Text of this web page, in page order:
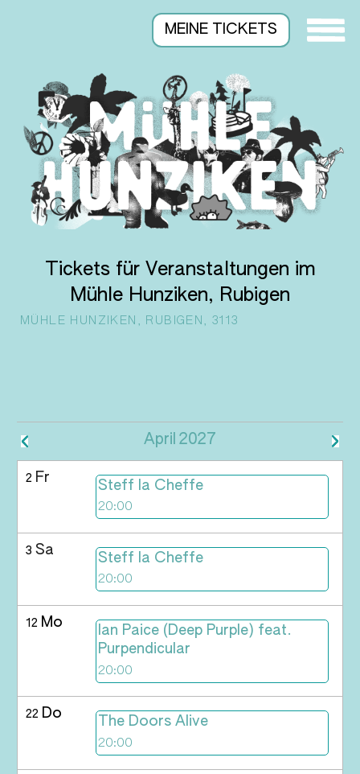
MEINE TICKETS
Tickets für Veranstaltungen im
Mühle Hunziken, Rubigen
MÜHLE HUNZIKEN, RUBIGEN, 3113
April 2027
2 Fr
Steff la Cheffe
20:00
3 Sa
Steff la Cheffe
20:00
12 Mo
Ian Paice (Deep Purple) feat.
Purpendicular
20:00
22 Do
The Doors Alive
20:00